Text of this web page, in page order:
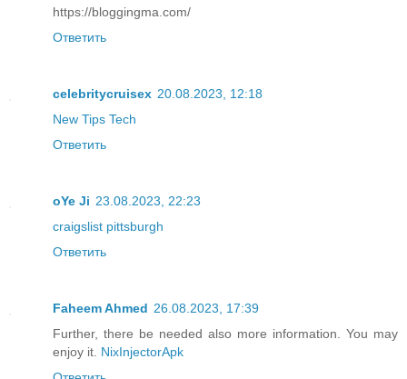
https://bloggingma.com/
Ответить
celebritycruisex 20.08.2023, 12:18
New Tips Tech
Ответить
oYe Ji 23.08.2023, 22:23
craigslist pittsburgh
Ответить
Faheem Ahmed 26.08.2023, 17:39
Further, there be needed also more information. You may
enjoy it. NixInjectorApk